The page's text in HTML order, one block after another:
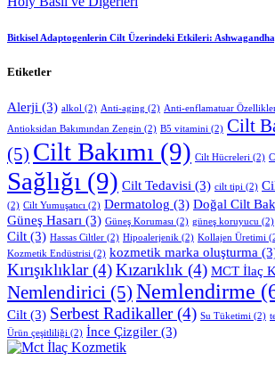
Bitkisel Adaptogenlerin Cilt Üzerindeki Etkileri:
Etiketler
Alerji (3) alkol (2) Anti-aging (2) Anti-enflamatuar
Antioksidan Bakımından Zengin (2) B5 vitamini (2) Cilt
(5) Cilt Bakımı (9) Cilt Hücreleri (2)
Sağlığı (9) Cilt Tedavisi (3) cilt tipi (2)
(2) Cilt Yumuşatıcı (2) Dermatolog (3) Doğal Cilt
Güneş Hasarı (3) Güneş Koruması (2) güneş koruyucu (2)
Cilt (3) Hassas Ciltler (2) Hipoalerjenik (2) Kollajen Üretimi
Kozmetik Endüstrisi (2) kozmetik marka oluşturma
Kırışıklıklar(4)Kızarıklık (4) MCT İlaç
Nemlendirici (5) Nemlendirme
Cilt (3) Serbest Radikaller(4) Su Tüketimi (2)
Ürün çeşitliliği (2) İnce Çizgiler (3)